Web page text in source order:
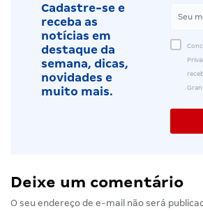
Cadastre-se e
receba as
notícias em
destaque da
semana, dicas,
novidades e
muito mais.
Deixe um comentário
O seu endereço de e-mail não será